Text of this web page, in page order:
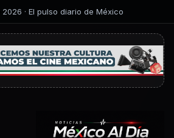
· El pulso diario de México